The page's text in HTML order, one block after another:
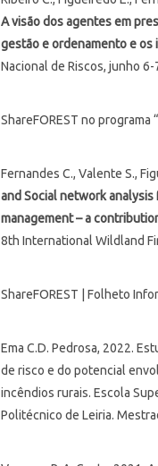
A visão dos agentes em
gestão e ordenamento e os
Nacional de Riscos, junho
ShareFOREST no programa
Fernandes C., Valente S.,
and Social network
management – a
8th International Wildland
ShareFOREST | Folheto
Ema C.D. Pedrosa, 2022.
de risco e do potencial
incêndios rurais. Escola
Politécnico de Leiria.